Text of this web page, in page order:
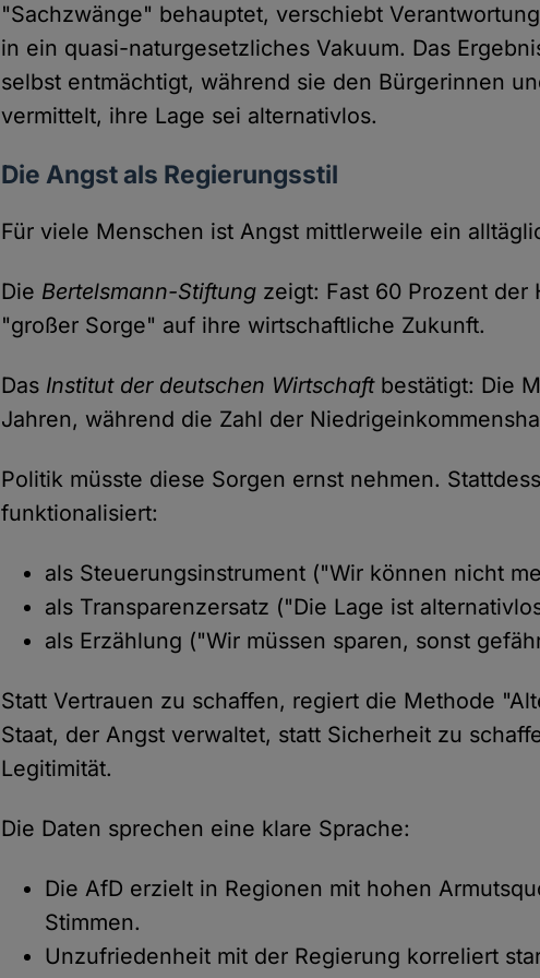
"Sachzwänge" behauptet, verschiebt
in ein quasi-naturgesetzliches Vakuum. Das
selbst entmächtigt, während sie den Bürgerinnen
vermittelt, ihre Lage sei alternativlos.
Die Angst als Regierungsstil
Für viele Menschen ist Angst mittlerweile ein
Die Bertelsmann-Stiftung zeigt: Fast 60 Prozent der
"großer Sorge" auf ihre wirtschaftliche Zukunft.
Das Institut der deutschen Wirtschaftbestätigt: Die
Jahren, während die Zahl der
Politik müsste diese Sorgen ernst nehmen.
funktionalisiert:
als Steuerungsinstrument ("Wir können nicht
als Transparenzersatz ("Die Lage ist
als Erzählung ("Wir müssen sparen, sonst
Statt Vertrauen zu schaffen, regiert die Methode
Staat, der Angst verwaltet, statt Sicherheit zu
Legitimität.
Die Daten sprechen eine klare Sprache:
Die AfD erzielt in Regionen mit hohen
Stimmen.
Unzufriedenheit mit der Regierung korreliert